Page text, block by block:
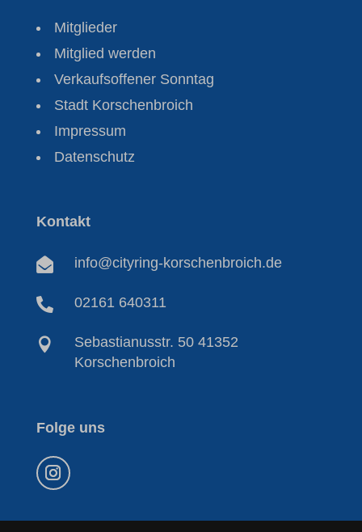
Mitglieder
Mitglied werden
Verkaufsoffener Sonntag
Stadt Korschenbroich
Impressum
Datenschutz
Kontakt
 info@cityring-korschenbroich.de
 02161 640311

Sebastianusstr. 50 41352
Korschenbroich
Folge uns